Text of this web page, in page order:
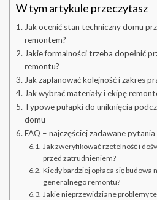
W tym artykule przeczytasz
Jak ocenić stan techniczny domu
remontem?
Jakie formalności trzeba dopełnić
remontu?
Jak zaplanować kolejność i zakres
Jak wybrać materiały i ekipę
Typowe pułapki do uniknięcia
domu
FAQ – najczęściej zadawane pytania
Jak zweryfikować rzetelność i
przed zatrudnieniem?
Kiedy bardziej opłaca się
generalnego remontu?
Jakie nieprzewidziane problemy